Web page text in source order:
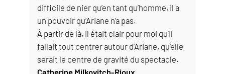
difficile de nier qu’en tant qu’homme, il a
un pouvoir qu’Ariane n’a pas.
À partir de là, il était clair pour moi qu’il
fallait tout centrer autour d’Ariane, qu’elle
serait le centre de gravité du spectacle.
Catherine Milkovitch-Rioux